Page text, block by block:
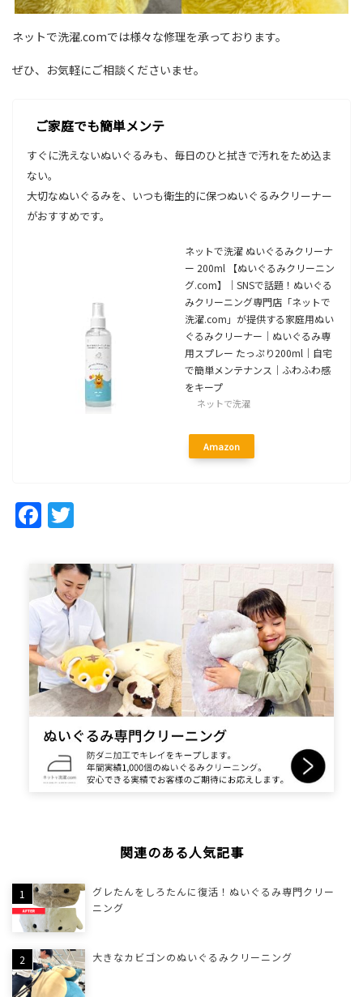
ネットで洗濯.comでは様々な修理を承っております。
ぜひ、お気軽にご相談くださいませ。
ご家庭でも簡単メンテ
すぐに洗えないぬいぐるみも、毎日のひと拭きで汚れをため込ま
ない。
大切なぬいぐるみを、いつも衛生的に保つぬいぐるみクリーナー
がおすすめです。
ネットで洗濯 ぬいぐるみクリーナ
ー 200ml 【ぬいぐるみクリーニン
グ.com】｜SNSで話題！ぬいぐる
みクリーニング専門店「ネットで
洗濯.com」が提供する家庭用ぬい
ぐるみクリーナー｜ぬいぐるみ専
用スプレー たっぷり200ml｜自宅
で簡単メンテナンス｜ふわふわ感
をキープ
ネットで洗濯
Amazon
Facebook
関連のある人気記事
グレたんをしろたんに復活！ぬいぐるみ専門クリー
ニング
大きなカビゴンのぬいぐるみクリーニング